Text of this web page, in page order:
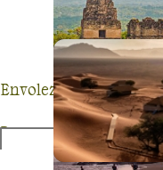
Envolez-vousau
Berceau des
ces peuples à